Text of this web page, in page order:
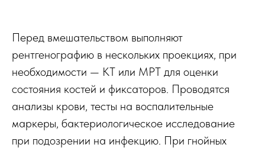
Перед вмешательством выполняют
рентгенографию в нескольких проекциях, при
необходимости — КТ или МРТ для оценки
состояния костей и фиксаторов. Проводятся
анализы крови, тесты на воспалительные
маркеры, бактериологическое исследование
при подозрении на инфекцию. При гнойных